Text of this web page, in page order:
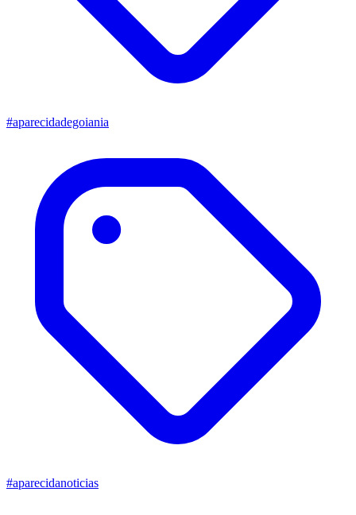
#aparecidadegoiania
#aparecidanoticias